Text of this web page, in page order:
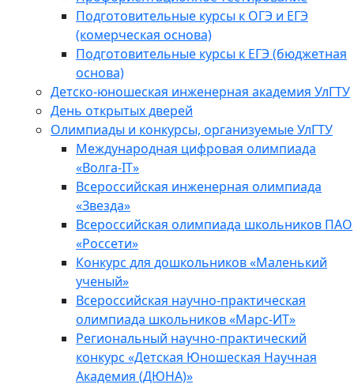
Подготовительные курсы к ОГЭ и ЕГЭ
(комерческая основа)
Подготовительные курсы к ЕГЭ (бюджетная
основа)
Детско-юношеская инженерная академия УлГТУ
День открытых дверей
Олимпиады и конкурсы, организуемые УлГТУ
Международная цифровая олимпиада
«Волга-IT»
Всероссийская инженерная олимпиада
«Звезда»
Всероссийская олимпиада школьников ПАО
«Россети»
Конкурс для дошкольников «Маленький
ученый»
Всероссийская научно-практическая
олимпиада школьников «Марс-ИТ»
Региональный научно-практический
конкурс «Детская Юношеская Научная
Академия (ДЮНА)»